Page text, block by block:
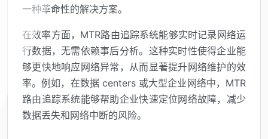
一种革命性的解决方案。
在效率方面，MTR路由追踪系统能够实时记录网络运
行数据，无需依赖事后分析。这种实时性使得企业能
够更快地响应网络异常，从而显著提升网络维护的效
率。例如，在数据 centers 或大型企业网络中，MTR
路由追踪系统能够帮助企业快速定位网络故障，减少
数据丢失和网络中断的风险。